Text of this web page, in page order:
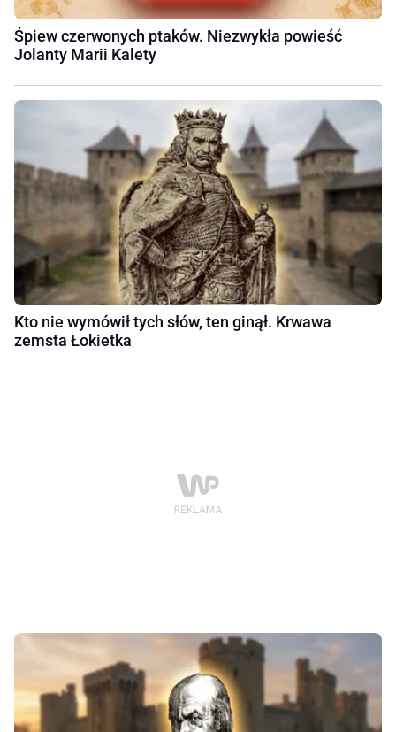
Śpiew czerwonych ptaków. Niezwykła powieść
Jolanty Marii Kalety
Kto nie wymówił tych słów, ten ginął. Krwawa
zemsta Łokietka